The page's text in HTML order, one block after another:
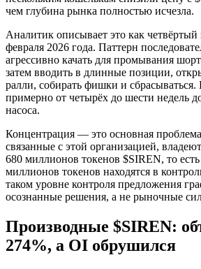
чем глубина рынка полностью исчезла.
Аналитик описывает это как
февраля 2026 года. Паттерн
агрессивно качать для промывания
затем вводить в длинные позиции,
ралли, собирать фишки и
примерно от четырёх до шести недель
насоса.
Концентрация — это основная
связанные с этой организацией,
680 миллионов токенов $SIREN, то
миллионов токенов находятся в
таком уровне контроля предложения
осознанные решения, а не рыночные
Производные $SIREN:
274%, а OI обрушился